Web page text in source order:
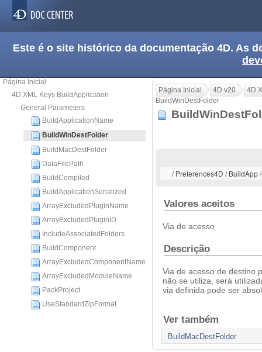
Este é o site histórico da documentação 4D. As
Página Inicial
4D XML Keys BuildApplication
General Parameters
BuildApplicationName
BuildWinDestFolder
BuildMacDestFolder
DataFilePath
BuildCompiled
BuildApplicationSerialized
ArrayExcludedPluginName
ArrayExcludedPluginID
IncludeAssociatedFolders
BuildComponent
ArrayExcludedComponentName
ArrayExcludedModuleName
PackProject
UseStandardZipFormat
Página Inicial 4D v20
4D
BuildWinDestFolder
/ Preferences4D / BuildApp
Valores aceitos
Via de acesso
Descrição
Via de acesso de destino
não se utiliza, será
via definida pode ser
Ver também
BuildMacDestFolder